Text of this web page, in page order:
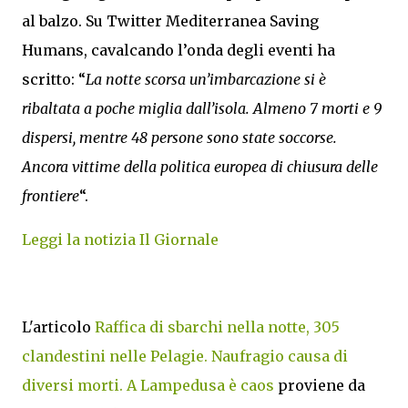
al balzo. Su Twitter Mediterranea Saving
Humans, cavalcando l’onda degli eventi ha
scritto: “La notte scorsa un’imbarcazione si è
ribaltata a poche miglia dall’isola. Almeno 7 morti e 9
dispersi, mentre 48 persone sono state soccorse.
Ancora vittime della politica europea di chiusura delle
frontiere“.
Leggi la notizia Il Giornale
L'articolo Raffica di sbarchi nella notte, 305
clandestini nelle Pelagie. Naufragio causa di
diversi morti. A Lampedusa è caos proviene da